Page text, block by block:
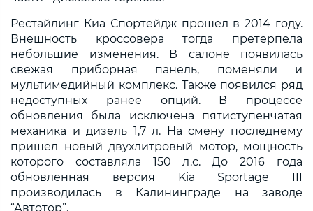
Рестайлинг Киа Спортейдж прошел в 2014 году.
Внешность кроссовера тогда претерпела
небольшие изменения. В салоне появилась
свежая приборная панель, поменяли и
мультимедийный комплекс. Также появился ряд
недоступных ранее опций. В процессе
обновления была исключена пятиступенчатая
механика и дизель 1,7 л. На смену последнему
пришел новый двухлитровый мотор, мощность
которого составляла 150 л.с. До 2016 года
обновленная версия Kia Sportage III
производилась в Калининграде на заводе
“Автотор”.